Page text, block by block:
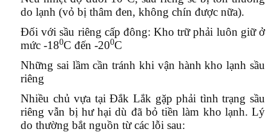
do lạnh (vỏ bị thâm đen, không chín được nữa).
Đối với sầu riêng cấp đông: Kho trữ phải luôn giữ ở
mức -180C đến -200C
Những sai lầm cần tránh khi vận hành kho lạnh sầu
riêng
Nhiều chủ vựa tại Đắk Lắk gặp phải tình trạng sầu
riêng vẫn bị hư hại dù đã bỏ tiền làm kho lạnh. Lý
do thường bắt nguồn từ các lỗi sau: